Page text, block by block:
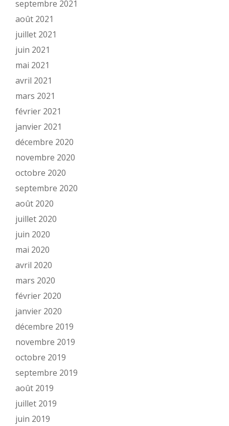
septembre 2021
août 2021
juillet 2021
juin 2021
mai 2021
avril 2021
mars 2021
février 2021
janvier 2021
décembre 2020
novembre 2020
octobre 2020
septembre 2020
août 2020
juillet 2020
juin 2020
mai 2020
avril 2020
mars 2020
février 2020
janvier 2020
décembre 2019
novembre 2019
octobre 2019
septembre 2019
août 2019
juillet 2019
juin 2019